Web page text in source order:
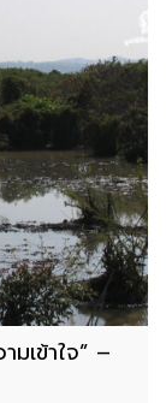
มเข้าใจ” –